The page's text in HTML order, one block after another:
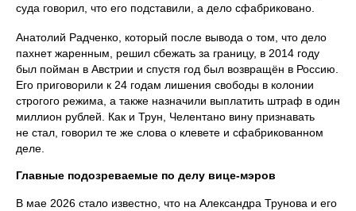
суда говорил, что его подставили, а дело сфабриковано.
Анатолий Радченко, который после вывода о том, что дело
пахнет жаренным, решил сбежать за границу, в 2014 году
был пойман в Австрии и спустя год был возвращён в Россию.
Его приговорили к 24 годам лишения свободы в колонии
строгого режима, а также назначили выплатить штраф в один
миллион рублей. Как и Трун, Челентано вину признавать
не стал, говорил те же слова о клевете и сфабрикованном
деле.
Главные подозреваемые по делу вице-мэров
В мае 2026 стало известно, что на Александра Трунова и его